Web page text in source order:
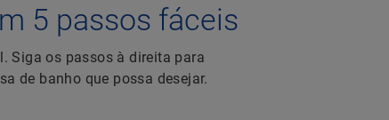
5 passos fáceis
Siga os passos à direita para
de banho que possa desejar.